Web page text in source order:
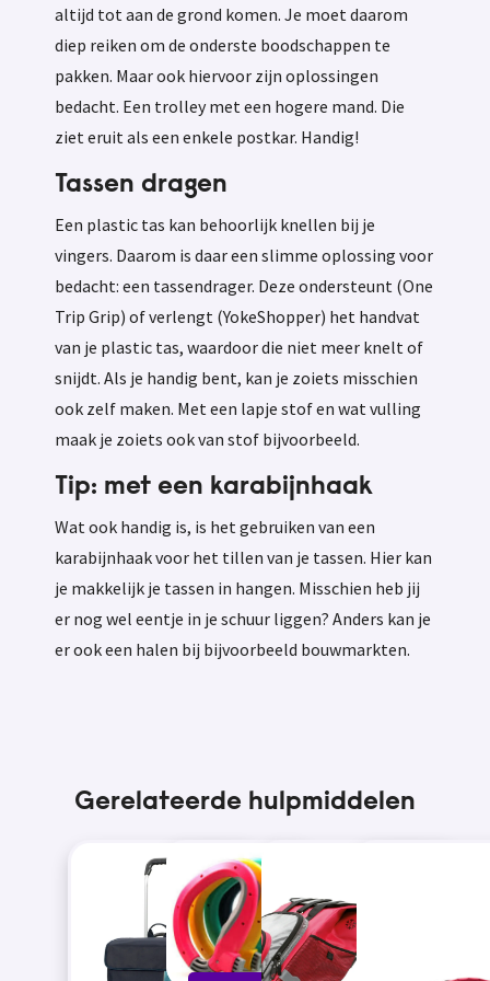
altijd tot aan de grond komen. Je moet daarom
diep reiken om de onderste boodschappen te
pakken. Maar ook hiervoor zijn oplossingen
bedacht. Een trolley met een hogere mand. Die
ziet eruit als een enkele postkar. Handig!
Tassen dragen
Een plastic tas kan behoorlijk knellen bij je
vingers. Daarom is daar een slimme oplossing voor
bedacht: een tassendrager. Deze ondersteunt (One
Trip Grip) of verlengt (YokeShopper) het handvat
van je plastic tas, waardoor die niet meer knelt of
snijdt. Als je handig bent, kan je zoiets misschien
ook zelf maken. Met een lapje stof en wat vulling
maak je zoiets ook van stof bijvoorbeeld.
Tip: met een karabijnhaak
Wat ook handig is, is het gebruiken van een
karabijnhaak voor het tillen van je tassen. Hier kan
je makkelijk je tassen in hangen. Misschien heb jij
er nog wel eentje in je schuur liggen? Anders kan je
er ook een halen bij bijvoorbeeld bouwmarkten.
Gerelateerde hulpmiddelen